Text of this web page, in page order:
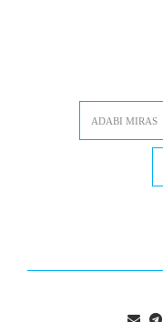
ADABI MIRAS